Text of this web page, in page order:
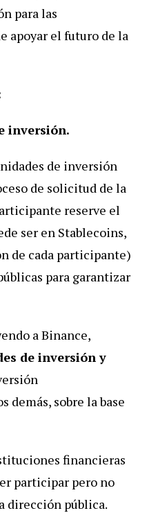
para las
apoyar el futuro de la
inversión.
de inversión
de solicitud de la
reserve el
ser en Stablecoins,
de cada participante)
para garantizar
a Binance,
de inversión y
sobre la base
financieras
participar pero no
dirección pública.